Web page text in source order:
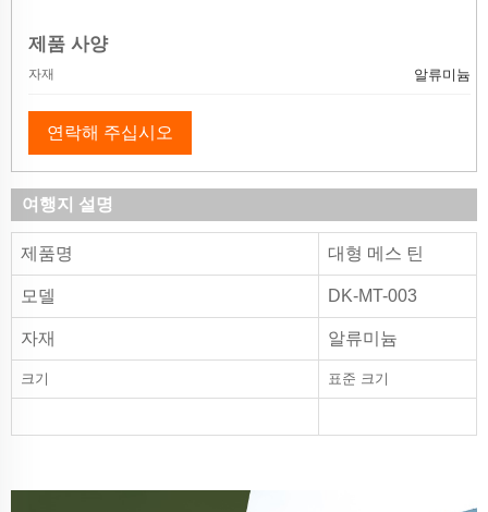
제품 사양
자재 알류미늄
연락해 주십시오
여행지 설명
제품명 대형 메스 틴
모델 DK-MT-003
자재 알류미늄
크기 표준 크기